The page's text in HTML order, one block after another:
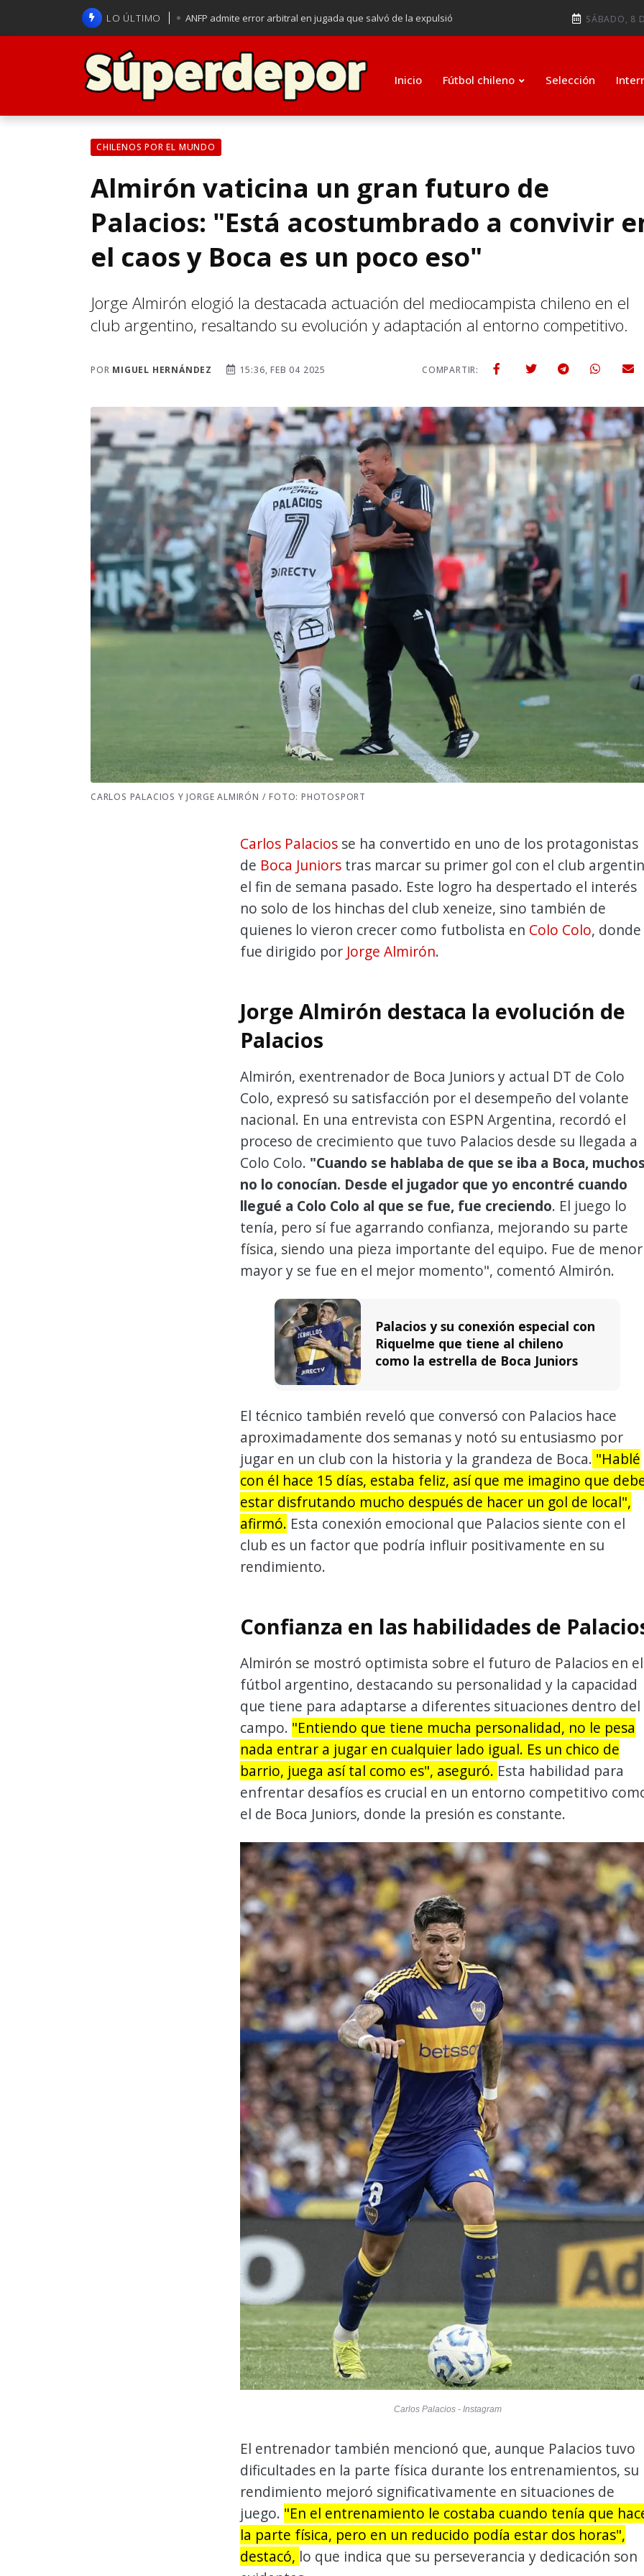
LO ÚLTIMO ANFP admite error arbitral en jugada que salvó de la expulsió
La U se aferra a la esperanza de clasificar a octavos de
Brasil anuncia a Carlo Ancelotti como su nuevo entrenador para
SÁBADO, 8
Inicio Fútbol chileno Selección
CHILENOS POR EL MUNDO
Almirón vaticina un gran futuro de
Palacios: "Está acostumbrado a convivir
el caos y Boca es un poco eso"
Jorge Almirón elogió la destacada actuación del mediocampista chileno en el
club argentino, resaltando su evolución y adaptación al entorno competitivo.
POR MIGUEL HERNÁNDEZ 15:36, FEB 04 2025 COMPARTIR:
CARLOS PALACIOS Y JORGE ALMIRÓN / FOTO: PHOTOSPORT
Carlos Palacios se ha convertido en uno de los protagonistas
de Boca Juniors tras marcar su primer gol con el club
el fin de semana pasado. Este logro ha despertado el interés
no solo de los hinchas del club xeneize, sino también de
quienes lo vieron crecer como futbolista en Colo Colo, donde
fue dirigido por Jorge Almirón.
Jorge Almirón destaca la evolución de
Palacios
Almirón, exentrenador de Boca Juniors y actual DT de Colo
Colo, expresó su satisfacción por el desempeño del volante
nacional. En una entrevista con ESPN Argentina, recordó el
proceso de crecimiento que tuvo Palacios desde su llegada a
Colo Colo. "Cuando se hablaba de que se iba a Boca,
no lo conocían. Desde el jugador que yo encontré cuando
llegué a Colo Colo al que se fue, fue creciendo. El juego lo
tenía, pero sí fue agarrando confianza, mejorando su parte
física, siendo una pieza importante del equipo. Fue de
mayor y se fue en el mejor momento", comentó Almirón.
Palacios y su conexión especial con
Riquelme que tiene al chileno
como la estrella de Boca Juniors
El técnico también reveló que conversó con Palacios hace
aproximadamente dos semanas y notó su entusiasmo por
jugar en un club con la historia y la grandeza de Boca. "Hablé
con él hace 15 días, estaba feliz, así que me imagino que
estar disfrutando mucho después de hacer un gol de local",
afirmó. Esta conexión emocional que Palacios siente con el
club es un factor que podría influir positivamente en su
rendimiento.
Confianza en las habilidades de
Almirón se mostró optimista sobre el futuro de Palacios en el
fútbol argentino, destacando su personalidad y la capacidad
que tiene para adaptarse a diferentes situaciones dentro del
campo. "Entiendo que tiene mucha personalidad, no le pesa
nada entrar a jugar en cualquier lado igual. Es un chico de
barrio, juega así tal como es", aseguró. Esta habilidad para
enfrentar desafíos es crucial en un entorno competitivo
el de Boca Juniors, donde la presión es constante.
Carlos Palacios - Instagram
El entrenador también mencionó que, aunque Palacios tuvo
dificultades en la parte física durante los entrenamientos, su
rendimiento mejoró significativamente en situaciones de
juego. "En el entrenamiento le costaba cuando tenía que
la parte física, pero en un reducido podía estar dos horas",
destacó, lo que indica que su perseverancia y dedicación son